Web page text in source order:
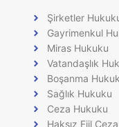
Şirketler
Gayrimenkul
Miras Hukuku
Vatandaşlık
Boşanma
Sağlık Hukuku
Ceza Hukuku
Haksız Fiil